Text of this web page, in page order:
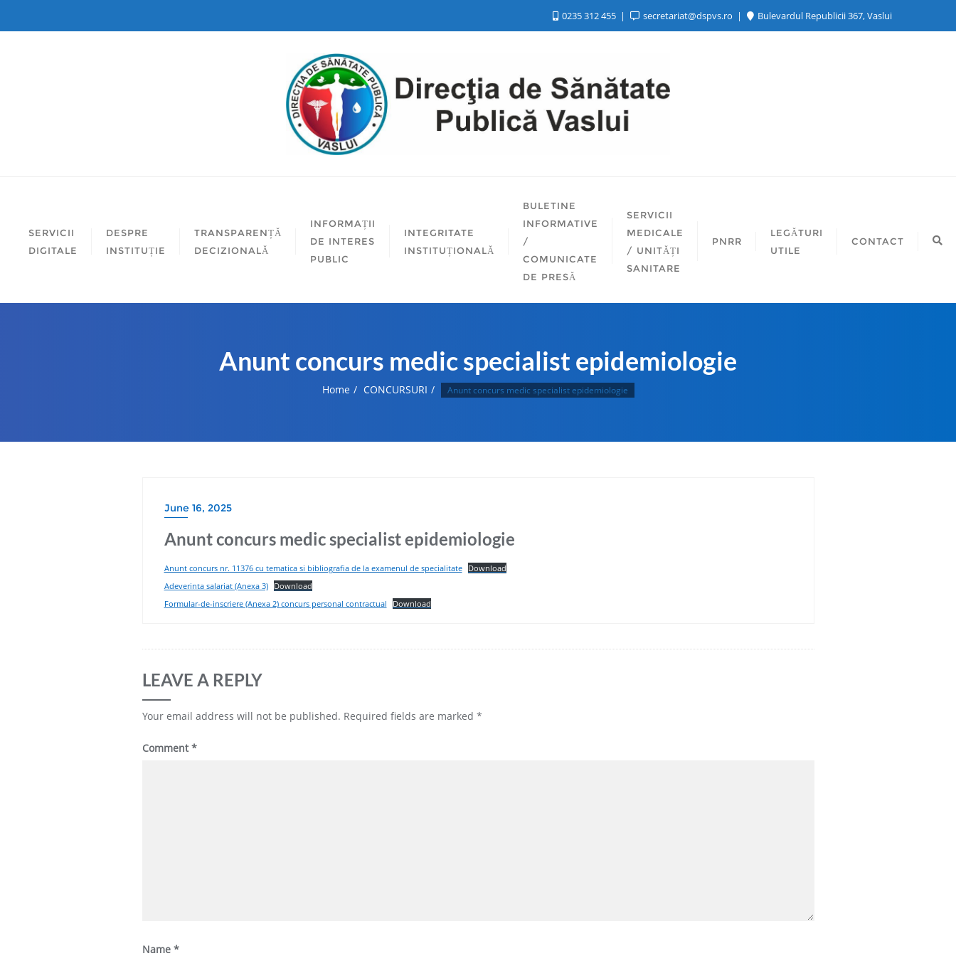
0235 312 455 secretariat@dspvs.ro Bulevardul Republicii 367, Vaslui
SERVICII
DIGITALE
DESPRE
INSTITUȚIE
TRANSPARENȚĂ
DECIZIONALĂ
INFORMAȚII
DE INTERES
PUBLIC
INTEGRITATE
INSTITUȚIONALĂ
BULETINE
INFORMATIVE
/
COMUNICATE
DE PRESĂ
SERVICII
MEDICALE
/ UNITĂȚI
SANITARE
PNRR
LEGĂTURI
UTILE
CONTACT
Anunt concurs medic specialist epidemiologie
Home CONCURSURI Anunt concurs medic specialist epidemiologie
June 16, 2025
Anunt concurs medic specialist epidemiologie
Anunt concurs nr. 11376 cu tematica si bibliografia de la examenul de specialitate
Download
Adeverinta salariat (Anexa 3)
Download
Formular-de-inscriere (Anexa 2) concurs personal contractual
Download
LEAVE A REPLY
Your email address will not be published. Required fields are marked *
Comment*
Name *